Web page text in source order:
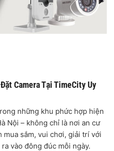
Camera Tại TimeCity Uy
những khu phức hợp hiện
Nội – không chỉ là nơi an cư
mua sắm, vui chơi, giải trí với
vào đông đúc mỗi ngày.